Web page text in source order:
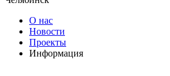
О нас
Новости
Проекты
Информация